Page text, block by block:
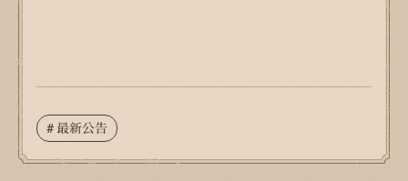
# 最新公告